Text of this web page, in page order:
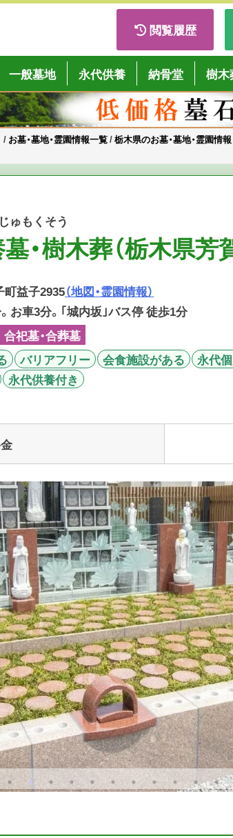
くようば」
閲覧履歴
一般墓地 永代供養 納骨堂 樹木
/ お墓・墓地・霊園情報一覧/栃木県のお墓・墓地・霊園情報
ゅもくそう
・樹木葬（栃木県芳
町益子2935（地図・霊園情報）
お車3分。｢城内坂｣バス停 徒歩1分
合祀墓・合葬墓
バリアフリー 会食施設がある 永代
永代供養付き